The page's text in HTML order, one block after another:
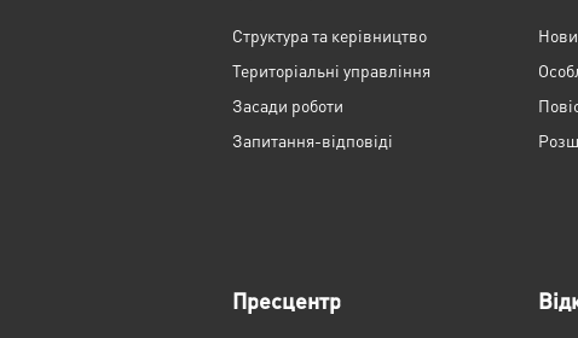
Структура та керівництво
Територіальні управління
Засади роботи
Запитання-відповіді
Пресцентр